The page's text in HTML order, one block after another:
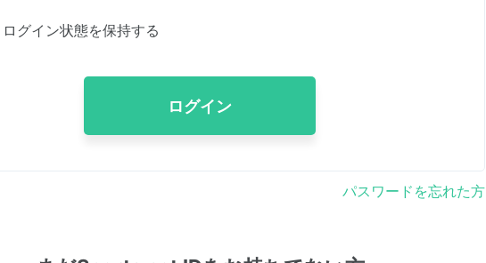
ログイン状態を保持する
ログイン
パスワードを忘れた方